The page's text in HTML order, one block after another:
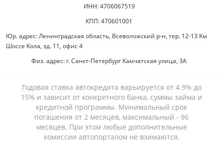
ИНН: 4706067519
КПП: 470601001
Юр. адрес: Ленинградская область, Всеволожский р-н, тер. 12-13 Км
Шоссе Кола, зд. 11, офис 4
Физ. адрес: г. Санкт-Петербург Камчатская улица, 3А
Годовая ставка автокредита варьируется от 4.9% до
15% и зависит от конкретного банка, суммы займа и
кредитной программы. Минимальный срок
погашения от 2 месяцев, максимальный - 96
месяцев. При этом любые дополнительные
комиссии автопорталом не взимаются.